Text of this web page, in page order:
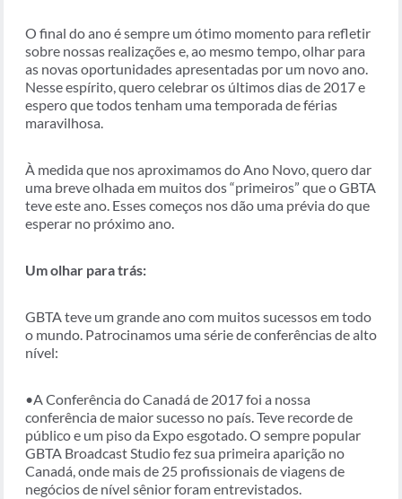
O final do ano é sempre um ótimo momento para refletir
sobre nossas realizações e, ao mesmo tempo, olhar para
as novas oportunidades apresentadas por um novo ano.
Nesse espírito, quero celebrar os últimos dias de 2017 e
espero que todos tenham uma temporada de férias
maravilhosa.
À medida que nos aproximamos do Ano Novo, quero dar
uma breve olhada em muitos dos “primeiros” que o GBTA
teve este ano. Esses começos nos dão uma prévia do que
esperar no próximo ano.
Um olhar para trás:
GBTA teve um grande ano com muitos sucessos em todo
o mundo. Patrocinamos uma série de conferências de alto
nível:
•A Conferência do Canadá de 2017 foi a nossa
conferência de maior sucesso no país. Teve recorde de
público e um piso da Expo esgotado. O sempre popular
GBTA Broadcast Studio fez sua primeira aparição no
Canadá, onde mais de 25 profissionais de viagens de
negócios de nível sênior foram entrevistados.